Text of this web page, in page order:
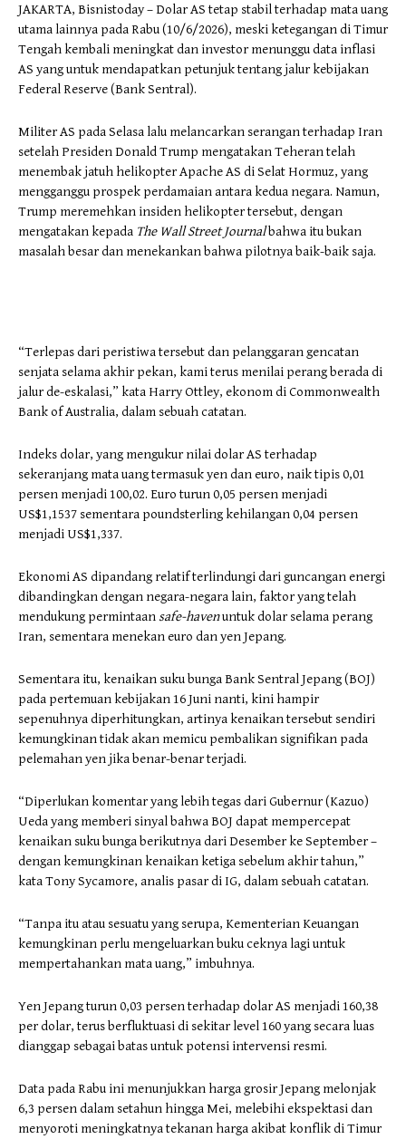
JAKARTA, Bisnistoday – Dolar AS tetap stabil terhadap mata uang
utama lainnya pada Rabu (10/6/2026), meski ketegangan di Timur
Tengah kembali meningkat dan investor menunggu data inflasi
AS yang untuk mendapatkan petunjuk tentang jalur kebijakan
Federal Reserve (Bank Sentral).
Militer AS pada Selasa lalu melancarkan serangan terhadap Iran
setelah Presiden Donald Trump mengatakan Teheran telah
menembak jatuh helikopter Apache AS di Selat Hormuz, yang
mengganggu prospek perdamaian antara kedua negara. Namun,
Trump meremehkan insiden helikopter tersebut, dengan
mengatakan kepada The Wall Street Journalbahwa itu bukan
masalah besar dan menekankan bahwa pilotnya baik-baik saja.
“Terlepas dari peristiwa tersebut dan pelanggaran gencatan
senjata selama akhir pekan, kami terus menilai perang berada di
jalur de-eskalasi,” kata Harry Ottley, ekonom di Commonwealth
Bank of Australia, dalam sebuah catatan.
Indeks dolar, yang mengukur nilai dolar AS terhadap
sekeranjang mata uang termasuk yen dan euro, naik tipis 0,01
persen menjadi 100,02. Euro turun 0,05 persen menjadi
US$1,1537 sementara poundsterling kehilangan 0,04 persen
menjadi US$1,337.
Ekonomi AS dipandang relatif terlindungi dari guncangan energi
dibandingkan dengan negara-negara lain, faktor yang telah
mendukung permintaan safe-havenuntuk dolar selama perang
Iran, sementara menekan euro dan yen Jepang.
Sementara itu, kenaikan suku bunga Bank Sentral Jepang (BOJ)
pada pertemuan kebijakan 16 Juni nanti, kini hampir
sepenuhnya diperhitungkan, artinya kenaikan tersebut sendiri
kemungkinan tidak akan memicu pembalikan signifikan pada
pelemahan yen jika benar-benar terjadi.
“Diperlukan komentar yang lebih tegas dari Gubernur (Kazuo)
Ueda yang memberi sinyal bahwa BOJ dapat mempercepat
kenaikan suku bunga berikutnya dari Desember ke September –
dengan kemungkinan kenaikan ketiga sebelum akhir tahun,”
kata Tony Sycamore, analis pasar di IG, dalam sebuah catatan.
“Tanpa itu atau sesuatu yang serupa, Kementerian Keuangan
kemungkinan perlu mengeluarkan buku ceknya lagi untuk
mempertahankan mata uang,” imbuhnya.
Yen Jepang turun 0,03 persen terhadap dolar AS menjadi 160,38
per dolar, terus berfluktuasi di sekitar level 160 yang secara luas
dianggap sebagai batas untuk potensi intervensi resmi.
Data pada Rabu ini menunjukkan harga grosir Jepang melonjak
6,3 persen dalam setahun hingga Mei, melebihi ekspektasi dan
menyoroti meningkatnya tekanan harga akibat konflik di Timur